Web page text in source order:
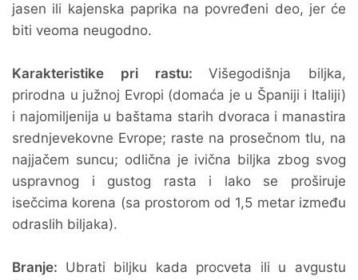
jasen ili kajenska paprika na povređeni deo, jer će
biti veoma neugodno.
Karakteristike pri rastu:Višegodišnja biljka,
prirodna u južnoj Evropi (domaća je u Španiji i Italiji)
i najomiljenija u baštama starih dvoraca i manastira
srednjevekovne Evrope; raste na prosečnom tlu, na
najjačem suncu; odlična je ivična biljka zbog svog
uspravnog i gustog rasta i lako se proširuje
isečcima korena (sa prostorom od 1,5 metar između
odraslih biljaka).
Branje: Ubrati biljku kada procveta ili u avgustu